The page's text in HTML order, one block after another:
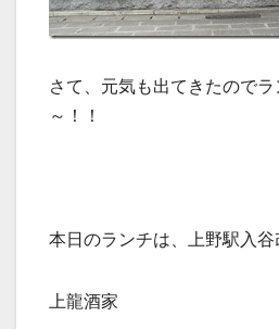
さて、元気も出てきたので
～！！
本日のランチは、上野駅入谷
上龍酒家